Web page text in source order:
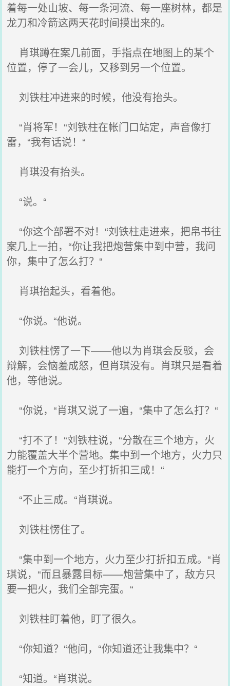
着每一处山坡、每一条河流、每一座树林，都是
龙刀和冷箭这两天花时间摸出来的。
肖琪蹲在案几前面，手指点在地图上的某个
位置，停了一会儿，又移到另一个位置。
刘铁柱冲进来的时候，他没有抬头。
“肖将军！“刘铁柱在帐门口站定，声音像打
雷，“我有话说！“
肖琪没有抬头。
“说。“
“你这个部署不对！“刘铁柱走进来，把帛书往
案几上一拍，“你让我把炮营集中到中营，我问
你，集中了怎么打？“
肖琪抬起头，看着他。
“你说。“他说。
刘铁柱愣了一下——他以为肖琪会反驳，会
辩解，会恼羞成怒，但肖琪没有。肖琪只是看着
他，等他说。
“你说，“肖琪又说了一遍，“集中了怎么打？“
“打不了！“刘铁柱说，“分散在三个地方，火
力能覆盖大半个营地。集中到一个地方，火力只
能打一个方向，至少打折扣三成！“
“不止三成。“肖琪说。
刘铁柱愣住了。
“集中到一个地方，火力至少打折扣五成。“肖
琪说，“而且暴露目标——炮营集中了，敌方只
要一把火，我们全部完蛋。“
刘铁柱盯着他，盯了很久。
“你知道？“他问，“你知道还让我集中？“
“知道。“肖琪说。